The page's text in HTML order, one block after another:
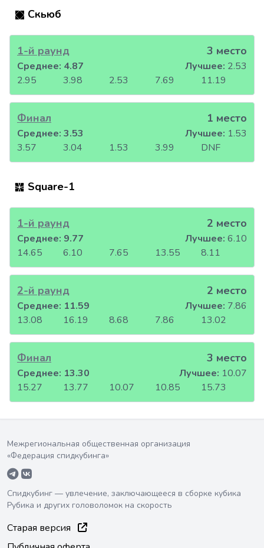
Скьюб
1-й раунд 3 место
2.95 3.98 2.53 7.69 11.19
Среднее: 4.87 Лучшее: 2.53
Финал 1 место
3.57 3.04 1.53 3.99 DNF
Среднее: 3.53 Лучшее: 1.53
Square-1
1-й раунд 2 место
14.65 6.10 7.65 13.55 8.11
Среднее: 9.77 Лучшее: 6.10
2-й раунд 2 место
13.08 16.19 8.68 7.86 13.02
Среднее: 11.59 Лучшее: 7.86
Финал 3 место
15.27 13.77 10.07 10.85 15.73
Среднее: 13.30 Лучшее: 10.07
Межрегиональная общественная организация
«Федерация спидкубинга»
Спидкубинг — увлечение, заключающееся в сборке кубика
Рубика и других головоломок на скорость
Старая версия